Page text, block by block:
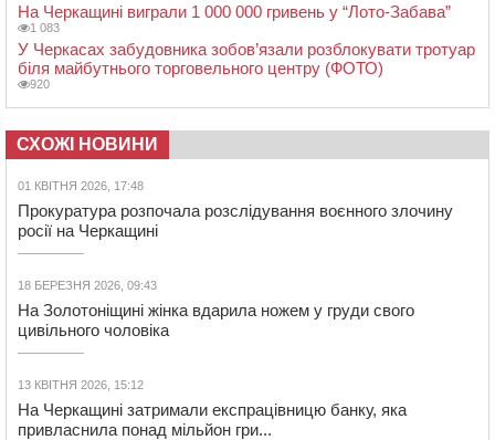
На Черкащині виграли 1 000 000 гривень у “Лото-Забава”
1 083
У Черкасах забудовника зобов’язали розблокувати тротуар
біля майбутнього торговельного центру (ФОТО)
920
СХОЖІ НОВИНИ
01 КВІТНЯ 2026, 17:48
Прокуратура розпочала розслідування воєнного злочину
росії на Черкащині
18 БЕРЕЗНЯ 2026, 09:43
На Золотоніщині жінка вдарила ножем у груди свого
цивільного чоловіка
13 КВІТНЯ 2026, 15:12
На Черкащині затримали експрацівницю банку, яка
привласнила понад мільйон гри...